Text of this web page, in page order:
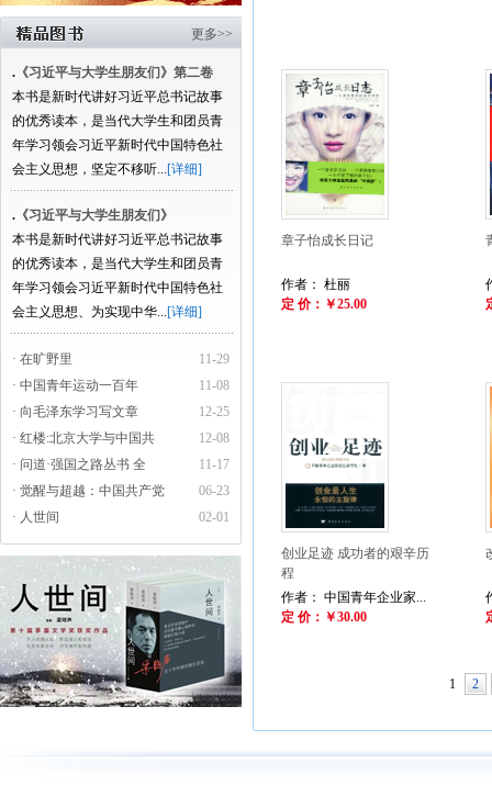
更多>>
. 《习近平与大学生朋友们》第二卷
本书是新时代讲好习近平总书记故事
的优秀读本，是当代大学生和团员青
年学习领会习近平新时代中国特色社
会主义思想，坚定不移听...[详细]
. 《习近平与大学生朋友们》
本书是新时代讲好习近平总书记故事
的优秀读本，是当代大学生和团员青
年学习领会习近平新时代中国特色社
会主义思想、为实现中华...[详细]
11-29
· 在旷野里
11-08
· 中国青年运动一百年
12-25
· 向毛泽东学习写文章
12-08
· 红楼:北京大学与中国共
11-17
· 问道·强国之路丛书 全
06-23
· 觉醒与超越：中国共产党
02-01
· 人世间
章子怡成长日记
作者： 杜丽
定 价：￥25.00
创业足迹 成功者的艰辛历
程
作者： 中国青年企业家...
定 价：￥30.00
1 2